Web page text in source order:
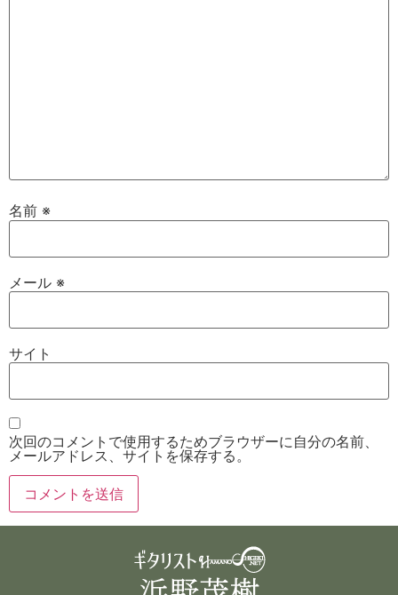
名前 ※
メール ※
サイト
次回のコメントで使用するためブラウザーに自分の名前、
メールアドレス、サイトを保存する。